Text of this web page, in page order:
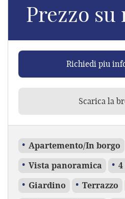
Prezzo
Richiedi piu
Scarica la
Apartemento/In borgo
Vista panoramica
Giardino Terrazzo